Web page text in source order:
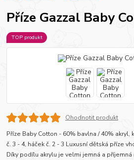
Příze Gazzal Baby
TOP produkt
Ohodnotit produkt
Příze Baby Cotton - 60% bavlna / 40% akryl,
č. 3 - 4, háček č. 2 - 3 Luxusní dětská příze
Díky podílu akrylu je velmi jemná a